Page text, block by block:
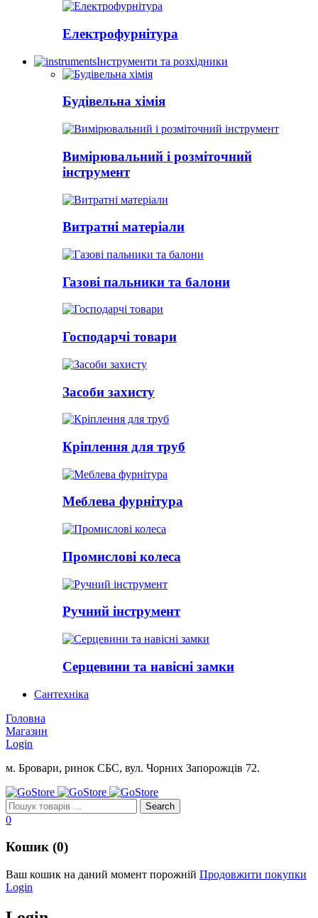
Електрофурнітура
Інструменти та розхідники
Будівельна хімія
Вимірювальний і розміточний
інструмент
Витратні матеріали
Газові пальники та балони
Господарчі товари
Засоби захисту
Кріплення для труб
Меблева фурнітура
Промислові колеса
Ручний інструмент
Серцевини та навісні замки
Сантехніка
Головна
Магазин
Login
м. Бровари, ринок СБС, вул. Чорних Запорожців 72.
0
Кошик (0)
Ваш кошик на даний момент порожній Продовжити покупки
Login